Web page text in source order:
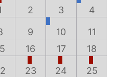
2 3 4
9 10
11
16 17 18
23 24 25